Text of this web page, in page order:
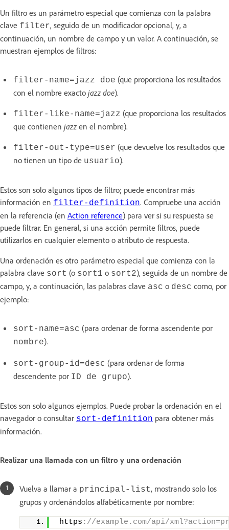
Un filtro es un parámetro especial que comienza con la palabra
clave filter, seguido de un modificador opcional, y, a
continuación, un nombre de campo y un valor. A continuación, se
muestran ejemplos de filtros:
filter-name=jazz doe (que proporciona los resultados
con el nombre exacto jazz doe).
filter-like-name=jazz (que proporciona los resultados
que contienen jazz en el nombre).
filter-out-type=user (que devuelve los resultados que
no tienen un tipo de usuario).
Estos son solo algunos tipos de filtro; puede encontrar más
información en filter-definition. Compruebe una acción
en la referencia (en Action reference) para ver si su respuesta se
puede filtrar. En general, si una acción permite filtros, puede
utilizarlos en cualquier elemento o atributo de respuesta.
Una ordenación es otro parámetro especial que comienza con la
palabra clave sort (o sort1 o sort2), seguida de un nombre de
campo, y, a continuación, las palabras clave asc o desc como, por
ejemplo:
sort-name=asc (para ordenar de forma ascendente por
nombre).
sort-group-id=desc (para ordenar de forma
descendente por ID de grupo).
Estos son solo algunos ejemplos. Puede probar la ordenación en el
navegador o consultar sort-definition para obtener más
información.
Realizar una llamada con un filtro y una ordenación
Vuelva a llamar a principal-list, mostrando solo los
grupos y ordenándolos alfabéticamente por nombre:
https ://example.com/api/